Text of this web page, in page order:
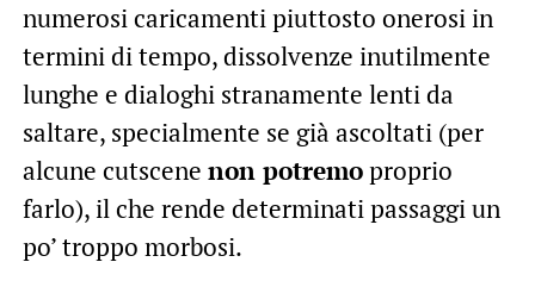
numerosi caricamenti piuttosto onerosi in
termini di tempo, dissolvenze inutilmente
lunghe e dialoghi stranamente lenti da
saltare, specialmente se già ascoltati (per
alcune cutscene non potremoproprio
farlo), il che rende determinati passaggi un
po’ troppo morbosi.